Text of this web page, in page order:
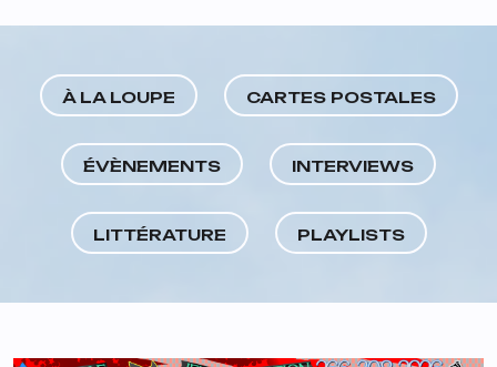
À LA LOUPE CARTES POSTALES
ÉVÈNEMENTS INTERVIEWS
LITTÉRATURE PLAYLISTS